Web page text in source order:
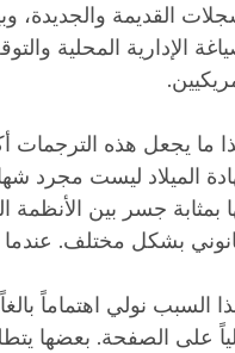
القديمة والجديدة،
الإدارية المحلية
ما يجعل هذه الترجمات
الميلاد ليست مجرد
بمثابة جسر بين الأنظمة
بشكل مختلف. عندما
السبب نولي اهتماماً
على الصفحة. بعضها